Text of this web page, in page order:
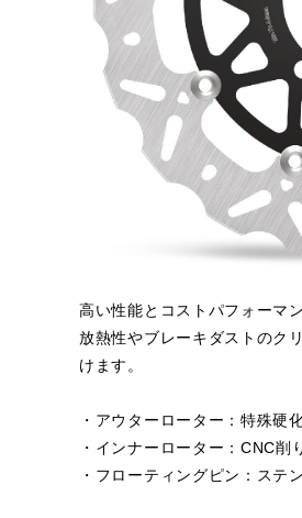
高い性能とコストパフォーマ
放熱性やブレーキダストのク
けます。
・アウターローター：特殊硬
・インナーローター：CNC
・フローティングピン：ステ